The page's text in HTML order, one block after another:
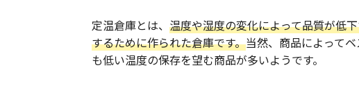
定温倉庫とは、 温度や湿度の変化によって品質が低
するために作られた倉庫です。当然、商品によって
も低い温度の保存を望む商品が多いようです。